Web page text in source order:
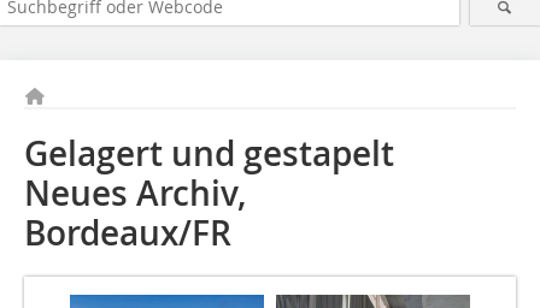
Gelagert und gestapelt
Neues Archiv,
Bordeaux/FR